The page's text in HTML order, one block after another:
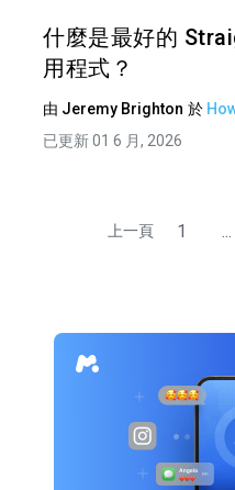
什麼是最好的
用程式？
由 Jeremy Brighton 於
已更新 01 6 月, 2026
上一頁 1 ...